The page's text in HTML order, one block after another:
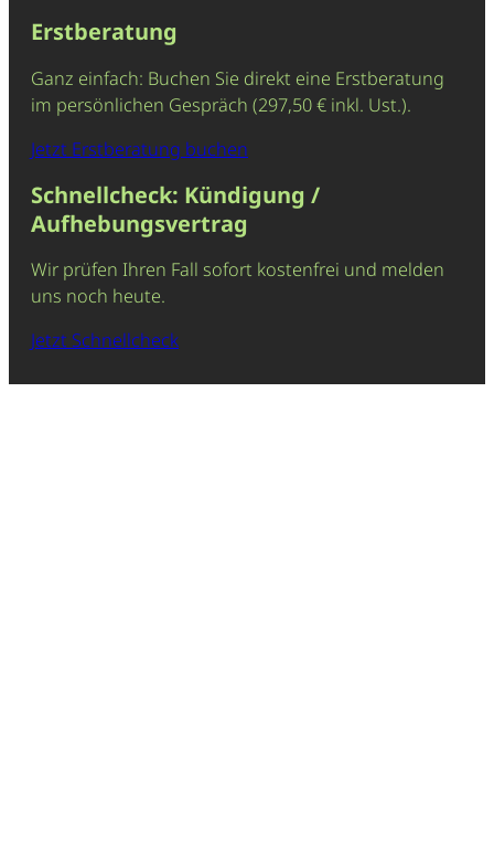
Erstberatung
Ganz einfach: Buchen Sie direkt eine Erstberatung
im persönlichen Gespräch (297,50 € inkl. Ust.).
Jetzt Erstberatung buchen
Schnellcheck: Kündigung /
Aufhebungsvertrag
Wir prüfen Ihren Fall sofort kostenfrei und melden
uns noch heute.
Jetzt Schnellcheck